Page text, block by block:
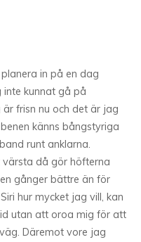
in på en dag
kunnat gå på
frisn nu och det är jag
känns bångstyriga
runt anklarna.
då gör höfterna
gånger bättre än för
hur mycket jag vill, kan
utan att oroa mig för att
Däremot vore jag